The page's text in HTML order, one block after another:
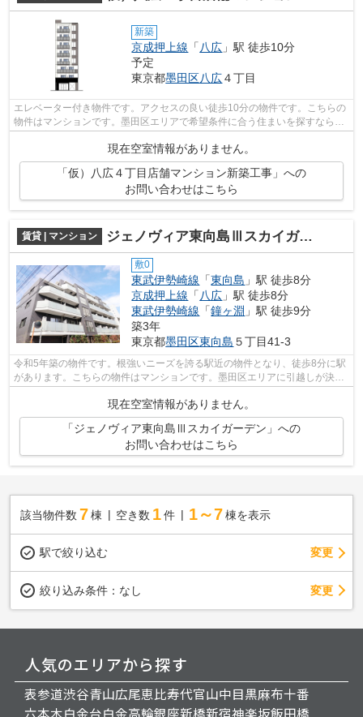
新築
京成押上線 「 八広 」駅 徒歩10分
予定
東京都墨田区八広４丁目
エレベーター付き物件です。アクセスの良い徒歩10分の物件です。こちらの
物件はマンションです。墨田区エリアで希望条件に合う住まいを探すなら、
現在空室情報がありません。
「仮）八広４丁目店舗マンション新築工事」への
お問い合わせはこちら
賃貸 | マンション ジェノヴィア東向島Ⅲスカイガーデン
敷0
東武伊勢崎線 「東向島 」駅 徒歩8分
京成押上線 「 八広 」駅 徒歩8分
東武伊勢崎線 「鐘ヶ淵 」駅 徒歩9分
築3年
東京都墨田区東向島 ５丁目41-3
令和5年築の物件です。根強いニーズを誇る駅近の物件となり、徒歩8分に駅
があります。こちらの物件はマンションです。墨田区エリアに引越しが決ま
現在空室情報がありません。
「ジェノヴィア東向島Ⅲスカイガーデン」への
お問い合わせはこちら
該当物件数 7棟 空き数 1 件 1～7 棟を表示
駅で絞り込む 変更
絞り込み条件： なし 変更
人気のエリアから探す
表参道渋谷青山広尾恵比寿代官山中目黒麻布十番
六本木白金台白金高輪銀座新橋新宿神楽坂飯田橋